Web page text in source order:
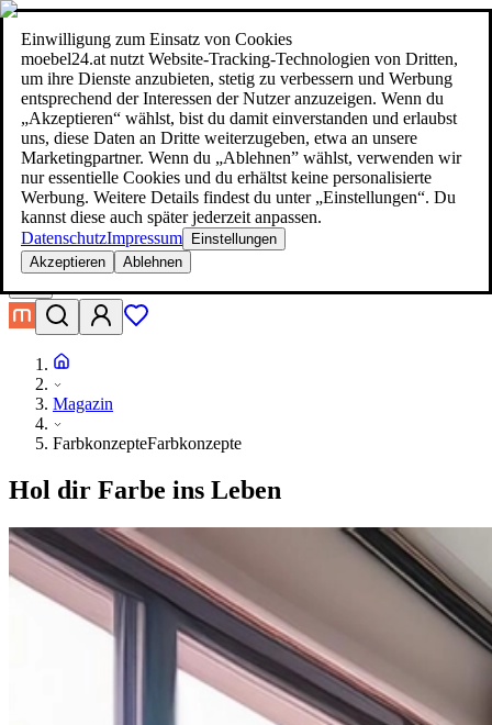
Einwilligung zum Einsatz von Cookies
moebel24.at nutzt Website-Tracking-Technologien von Dritten,
um ihre Dienste anzubieten, stetig zu verbessern und Werbung
entsprechend der Interessen der Nutzer anzuzeigen. Wenn du
„Akzeptieren“ wählst, bist du damit einverstanden und erlaubst
uns, diese Daten an Dritte weiterzugeben, etwa an unsere
Marketingpartner. Wenn du „Ablehnen” wählst, verwenden wir
nur essentielle Cookies und du erhältst keine personalisierte
Werbung. Weitere Details findest du unter „Einstellungen“. Du
kannst diese auch später jederzeit anpassen.
DatenschutzImpressum
Einstellungen
Akzeptieren
Ablehnen
moebel24.at - moebel dir den besten Preis!Über 100 Mio. Produkte
im Preisvergleich|Mehr als 1.000 Online-Shops in neun Ländern
moebel24.at - moebel dir den besten Preis!
Über 100 Mio. Produkte im Preisvergleich
Mehr als 1.000 Online-Shops in neun Ländern
Mehr erfahren
Suche
moebel dir den besten Preis!moebel dir den besten Preis!
Magazin
FarbkonzepteFarbkonzepte
Hol dir Farbe ins Leben